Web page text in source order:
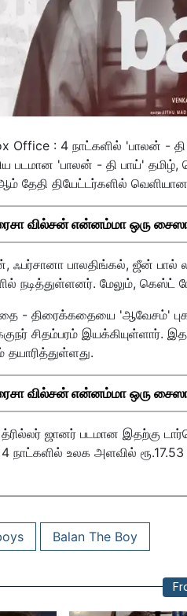
Office : 4 நாட்களில் 'பாலன் -
படமான 'பாலன் - தி பாய்'
தேதி தியேட்டர்களில்
வில்சன் என்னம்மா ஒரு
ஃபர்சானா பாலதிங்கல், ஜீன்
நடித்துள்ளனர். மேலும்,
- திரைக்கதையை 'ஆவேசம்'
சிதம்பரம் இயக்கியுள்ளார்.
தயாரித்துள்ளது.
வில்சன் என்னம்மா ஒரு
ஜானர் படமான இதற்கு
நாட்களில் உலக அளவில்
Balan The Boy